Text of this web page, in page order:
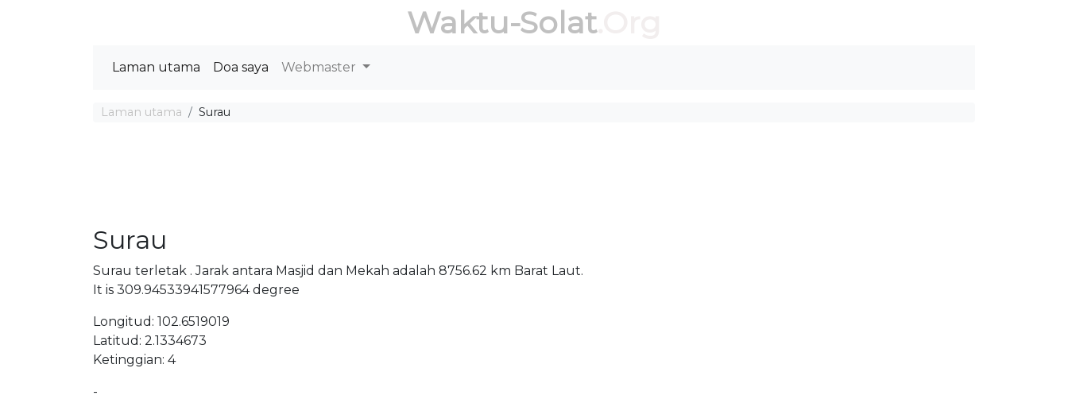
Waktu-Solat.Org
Laman utama Doa saya Webmaster
Laman utama Surau
Surau
Surau terletak . Jarak antara Masjid dan Mekah adalah 8756.62 km Barat Laut.
It is 309.94533941577964 degree
Longitud: 102.6519019
Latitud: 2.1334673
Ketinggian: 4
-